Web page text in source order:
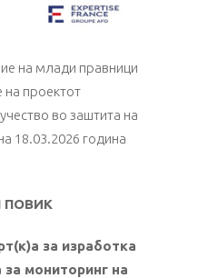
на млади правници
проектот
во заштита на
18.03.2026 година
ПОВИК
за изработка
мониторинг на